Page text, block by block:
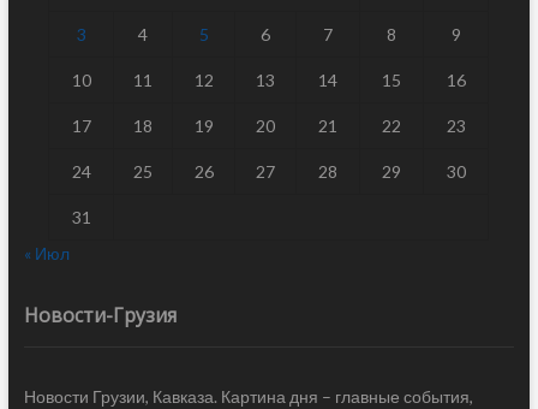
3 4 5 6 7 8 9
10 11 12 13 14 15 16
17 18 19 20 21 22 23
24 25 26 27 28 29 30
31
« Июл
Новости-Грузия
Новости Грузии, Кавказа. Картина дня – главные события,